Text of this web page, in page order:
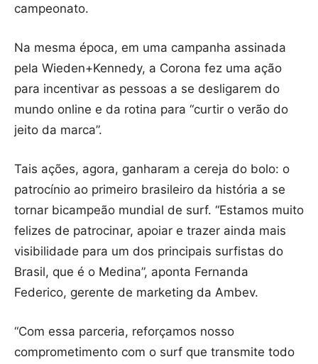
campeonato.
Na mesma época, em uma campanha assinada
pela Wieden+Kennedy, a Corona fez uma ação
para incentivar as pessoas a se desligarem do
mundo online e da rotina para “curtir o verão do
jeito da marca”.
Tais ações, agora, ganharam a cereja do bolo: o
patrocínio ao primeiro brasileiro da história a se
tornar bicampeão mundial de surf. “Estamos muito
felizes de patrocinar, apoiar e trazer ainda mais
visibilidade para um dos principais surfistas do
Brasil, que é o Medina”, aponta Fernanda
Federico, gerente de marketing da Ambev.
“Com essa parceria, reforçamos nosso
comprometimento com o surf que transmite todo